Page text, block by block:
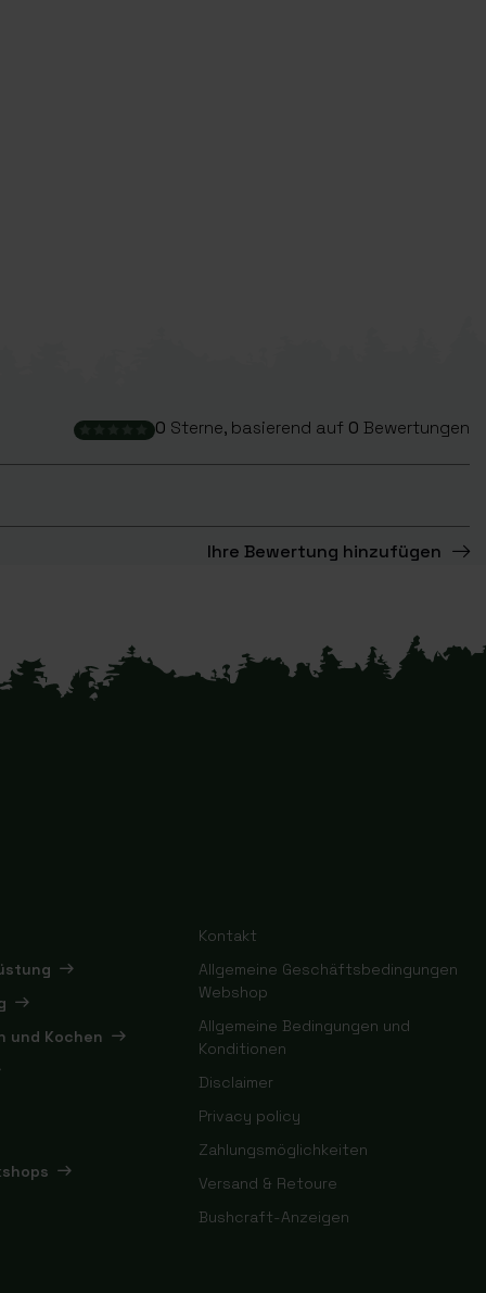
0 Sterne, basierend auf 0 Bewertungen
Ihre Bewertung hinzufügen
und Kochen
Kontakt
Allgemeine Geschäftsbedingungen
Webshop
Allgemeine Bedingungen und
Konditionen
Disclaimer
Privacy policy
Zahlungsmöglichkeiten
Versand & Retoure
Bushcraft-Anzeigen